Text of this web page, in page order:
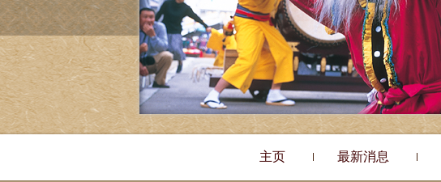
主页 最新消息